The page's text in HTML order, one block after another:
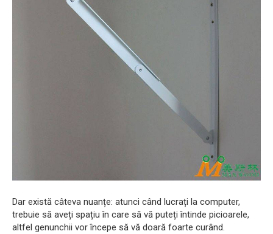
Dar există câteva nuanțe: atunci când lucrați la computer,
trebuie să aveți spațiu în care să vă puteți întinde picioarele,
altfel genunchii vor începe să vă doară foarte curând.